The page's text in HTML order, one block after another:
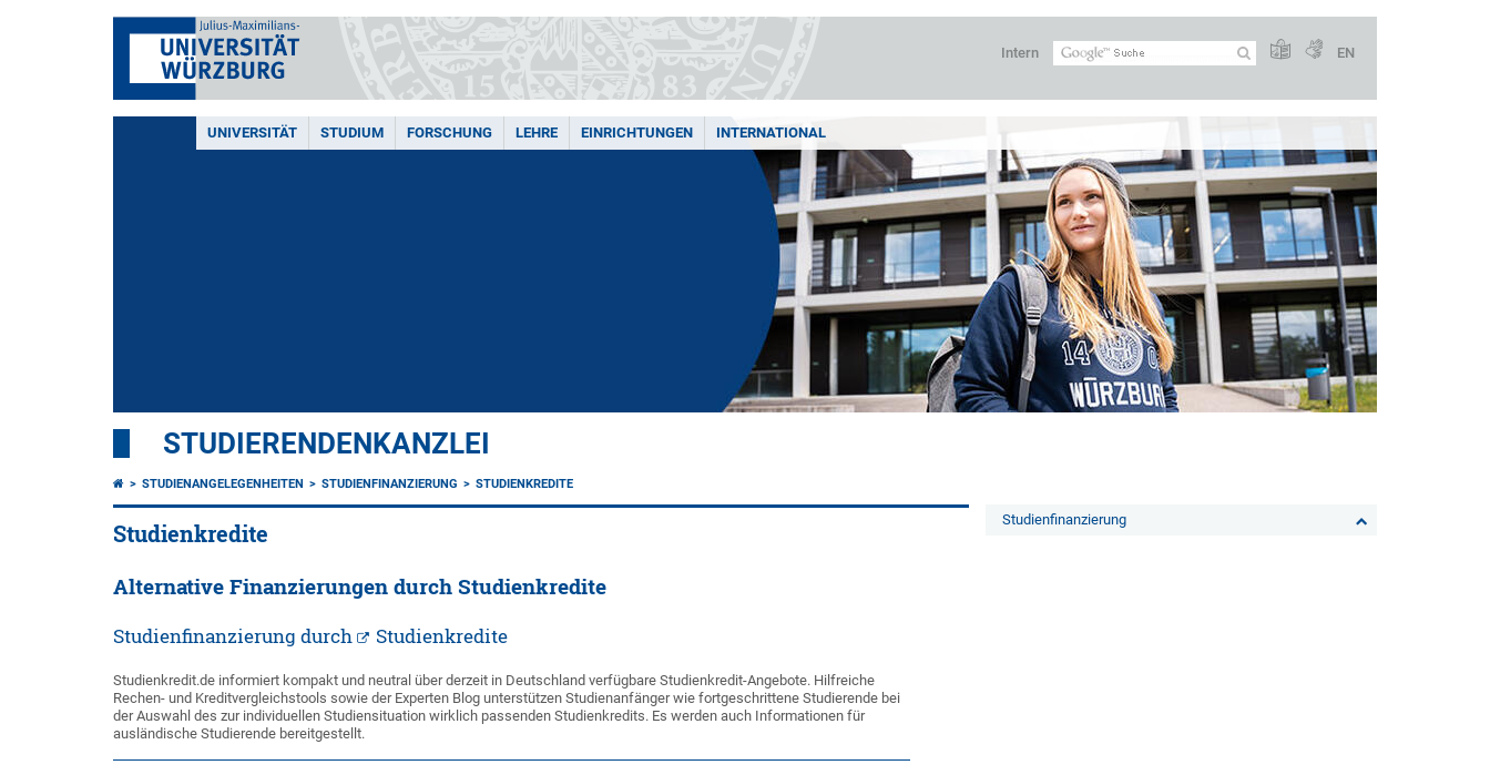
Intern EN
UNIVERSITÄT STUDIUM FORSCHUNG LEHRE EINRICHTUNGEN INTERNATIONAL
STUDIERENDENKANZLEI
STUDIENANGELEGENHEITEN STUDIENFINANZIERUNG STUDIENKREDITE
Studienkredite
Alternative Finanzierungen durch Studienkredite
Studienfinanzierung durch Studienkredite
Studienkredit.de informiert kompakt und neutral über derzeit in Deutschland verfügbare Studienkredit-Angebote. Hilfreiche
Rechen- und Kreditvergleichstools sowie der Experten Blog unterstützen Studienanfänger wie fortgeschrittene Studierende bei
der Auswahl des zur individuellen Studiensituation wirklich passenden Studienkredits. Es werden auch Informationen für
ausländische Studierende bereitgestellt.
Studienfinanzierung